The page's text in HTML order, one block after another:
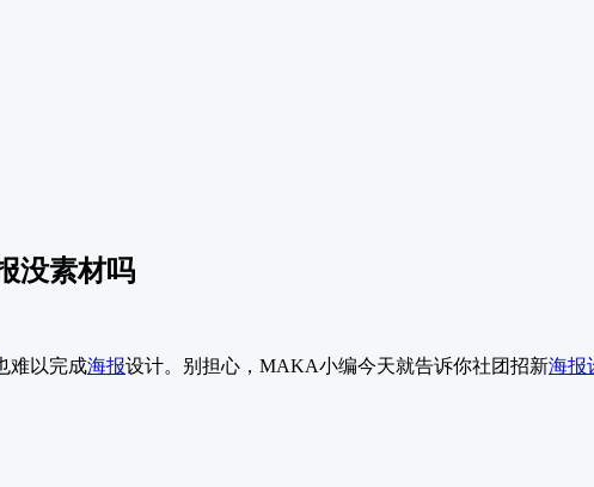
没素材吗
难以完成海报设计。别担心，MAKA小编今天就告诉你社团招新海报